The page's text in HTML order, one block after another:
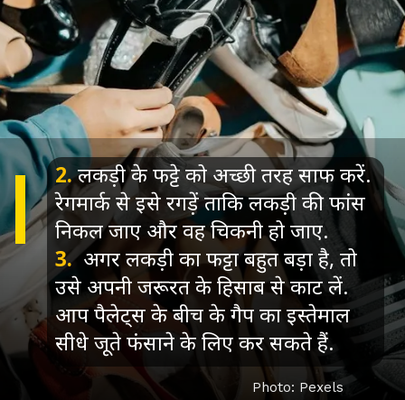
2.लकड़ी के फट्टे को अच्छी तरह साफ करें.
रेगमार्क से इसे रगड़ें ताकि लकड़ी की फांस
निकल जाए और वह चिकनी हो जाए.
3.अगर लकड़ी का फट्टा बहुत बड़ा है, तो
उसे अपनी जरूरत के हिसाब से काट लें.
आप पैलेट्स के बीच के गैप का इस्तेमाल
सीधे जूते फंसाने के लिए कर सकते हैं.
Photo: Pexels